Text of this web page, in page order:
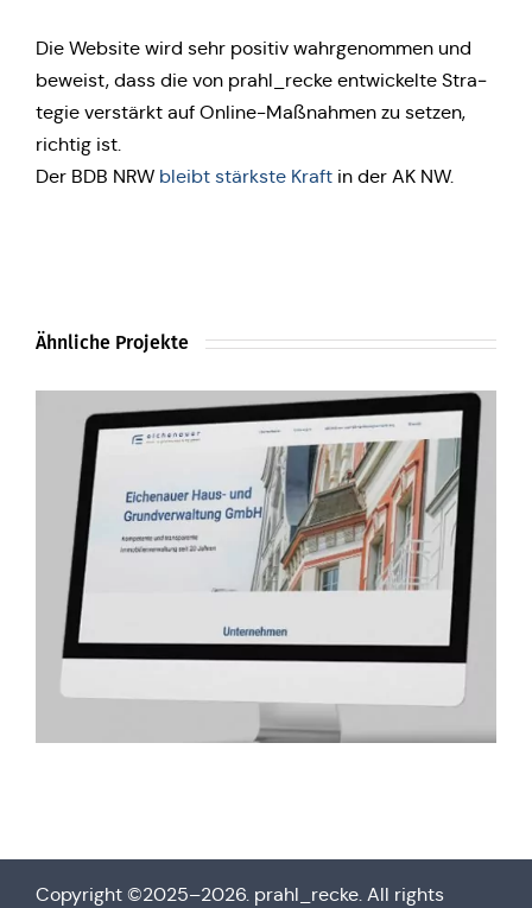
Die Website wird sehr positiv wahr­ge­nom­men und
beweist, dass die von prahl_recke ent­wi­ckel­te Stra­
te­gie ver­stärkt auf Online-Maß­nah­men zu setzen,
richtig ist.
Der BDB NRW bleibt stärks­te Kraft in der AK NW.
Ähnliche Projekte
Copy­right ©2025–2026. prahl_recke. All rights